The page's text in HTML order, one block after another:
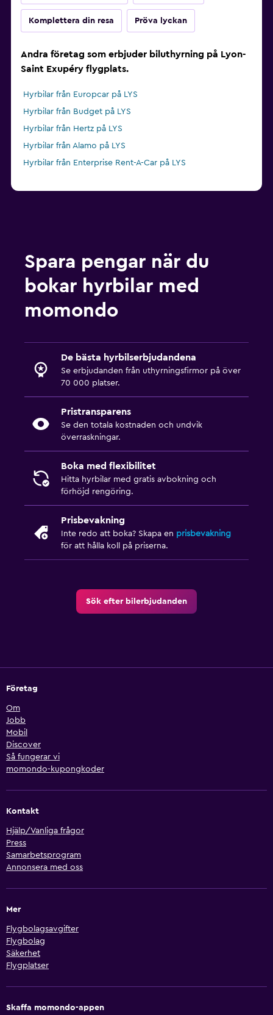
Komplettera din resa Pröva lyckan
Andra företag som erbjuder biluthyrning på Lyon-
Saint Exupéry flygplats.
Hyrbilar från Europcar på LYS
Hyrbilar från Budget på LYS
Hyrbilar från Hertz på LYS
Hyrbilar från Alamo på LYS
Hyrbilar från Enterprise Rent-A-Car på LYS
Spara pengar när du
bokar hyrbilar med
momondo
De bästa hyrbilserbjudandena
Se erbjudanden från uthyrningsfirmor på över
70 000 platser.
Pristransparens
Se den totala kostnaden och undvik
överraskningar.
Boka med flexibilitet
Hitta hyrbilar med gratis avbokning och
förhöjd rengöring.
Prisbevakning
Inte redo att boka? Skapa en prisbevakning
för att hålla koll på priserna.
Sök efter bilerbjudanden
Företag
Om
Jobb
Mobil
Discover
Så fungerar vi
momondo-kupongkoder
Kontakt
Hjälp/Vanliga frågor
Press
Samarbetsprogram
Annonsera med oss
Mer
Flygbolagsavgifter
Flygbolag
Säkerhet
Flygplatser
Skaffa momondo-appen